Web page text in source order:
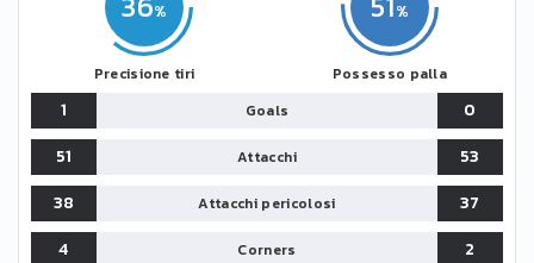
Precisione tiri Possesso palla
1 Goals
0
51
Attacchi
53
38
Attacchi pericolosi
37
4
Corners
2